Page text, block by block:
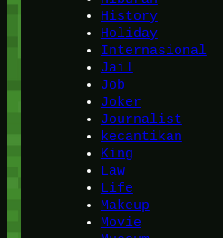
History
Holiday
Internasional
Jail
Job
Joker
Journalist
kecantikan
King
Law
Life
Makeup
Movie